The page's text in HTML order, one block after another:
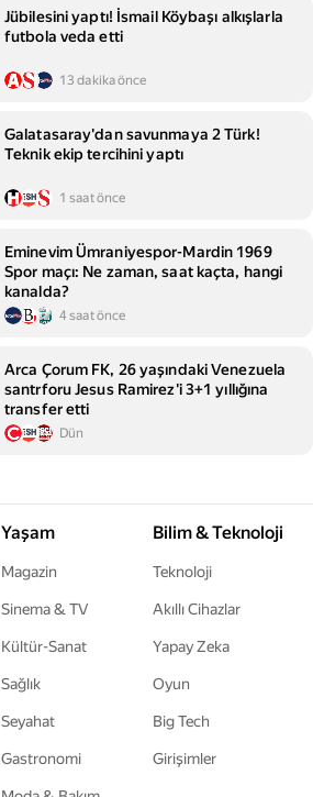
Jübilesini yaptı! İsmail Köybaşı alkışlarla
futbola veda etti
13 dakika önce
Galatasaray'dan savunmaya 2 Türk!
Teknik ekip tercihini yaptı
1 saat önce
Eminevim Ümraniyespor-Mardin 1969
Spor maçı: Ne zaman, saat kaçta, hangi
kanalda?
4 saat önce
Arca Çorum FK, 26 yaşındaki Venezuela
santrforu Jesus Ramirez'i 3+1 yıllığına
transfer etti
Dün
Yaşam
Magazin
Sinema & TV
Kültür-Sanat
Sağlık
Seyahat
Gastronomi
Bilim & Teknoloji
Teknoloji
Akıllı Cihazlar
Yapay Zeka
Oyun
Big Tech
Girişimler